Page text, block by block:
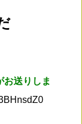
お送りしま